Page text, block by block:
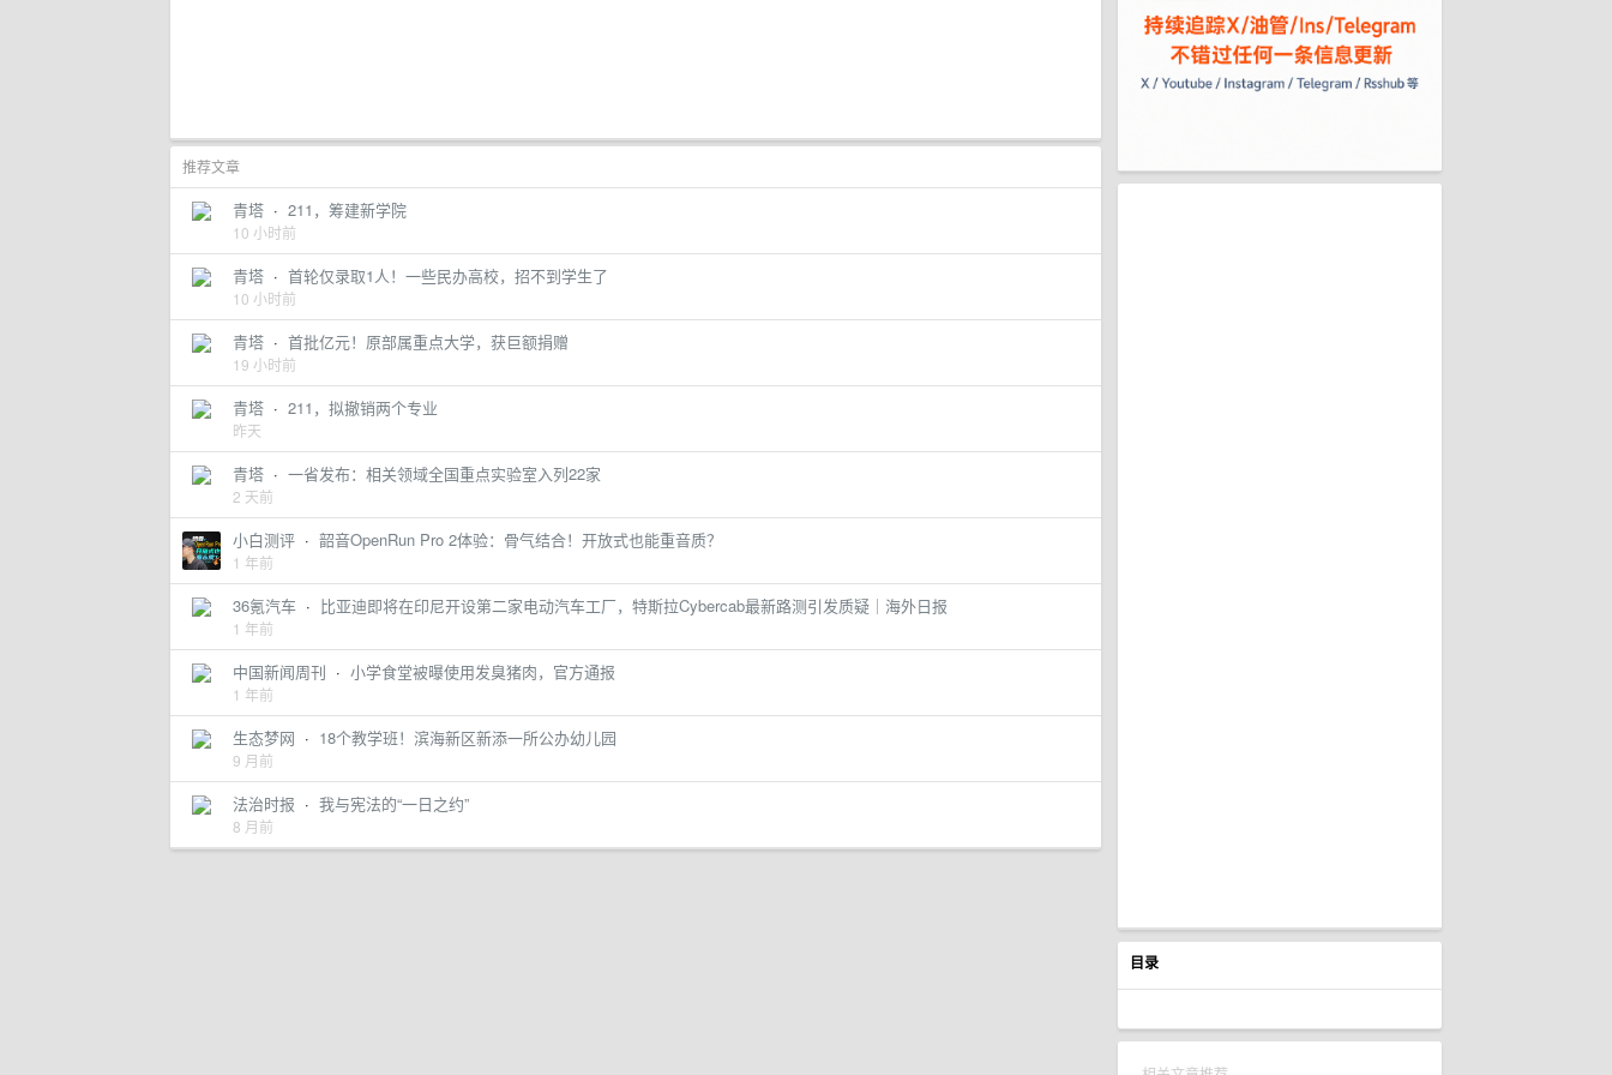
目录
推荐文章
青塔 · 211，筹建新学院
10 小时前
青塔 · 首轮仅录取1人！一些民办高校，招不到学生了
10 小时前
青塔 · 首批亿元！原部属重点大学，获巨额捐赠
19 小时前
青塔 · 211，拟撤销两个专业
昨天
青塔 · 一省发布：相关领域全国重点实验室入列22家
2 天前
小白测评 · 韶音OpenRun Pro 2体验：骨气结合！开放式也能重音质？
1 年前
36氪汽车 · 比亚迪即将在印尼开设第二家电动汽车工厂，特斯拉Cybercab最新路测引发质疑｜海外日报
1 年前
中国新闻周刊 · 小学食堂被曝使用发臭猪肉，官方通报
1 年前
生态梦网 · 18个教学班！滨海新区新添一所公办幼儿园
9 月前
法治时报 · 我与宪法的“一日之约”
8 月前